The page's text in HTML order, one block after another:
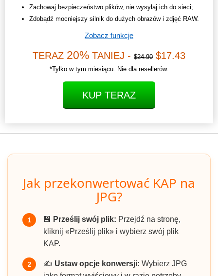
Zachowaj bezpieczeństwo plików, nie wysyłaj ich do sieci;
Zdobądź mocniejszy silnik do dużych obrazów i zdjęć RAW.
Zobacz funkcje
TERAZ 20% TANIEJ - $24.90 $17.43
*Tylko w tym miesiącu. Nie dla resellerów.
KUP TERAZ
Jak przekonwertować KAP na
JPG?
1 💾 Prześlij swój plik: Przejdź na stronę,
kliknij «Prześlij plik» i wybierz swój plik
KAP.
2 ✍️ Ustaw opcje konwersji: Wybierz JPG